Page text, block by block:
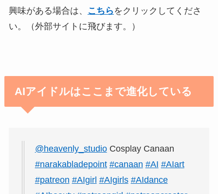
興味がある場合は、 こちら をクリックしてくださ
い。（外部サイトに飛びます。）
AIアイドルはここまで進化している
@heavenly_studioCosplay Canaan
#narakabladepoint #canaan #AI #AIart
#patreon #AIgirl #AIgirls #AIdance